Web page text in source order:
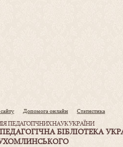
Допомога онлайн Статистика
ПЕДАГОГІЧНИХ НАУК УКРАЇНИ
БІБЛІОТЕКА